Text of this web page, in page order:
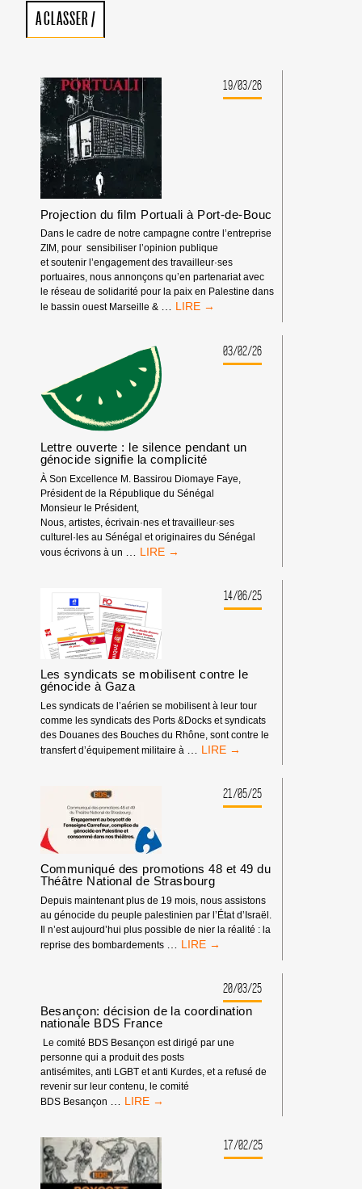
A CLASSER/
19/03/26
Projection du film Portuali à Port-de-Bouc
Dans le cadre de notre campagne contre l’entreprise
ZIM, pour sensibiliser l’opinion publique
et soutenir l’engagement des travailleur·ses
portuaires, nous annonçons qu’en partenariat avec
le réseau de solidarité pour la paix en Palestine dans
le bassin ouest Marseille & … PROJECTION
PORTUALI03/02/26
Lettre ouverte : le silence pendant un
génocide signifie la complicité
À Son Excellence M. Bassirou Diomaye Faye,
Président de la République du Sénégal
Monsieur le Président,
Nous, artistes, écrivain·nes et travailleur·ses
culturel·les au Sénégal et originaires du Sénégal
vous écrivons à un
LETTRE
SILENCE
PENDANT
UN
GÉNOCIDE
SIGNIFIE
LA
14/06/25
Les syndicats se mobilisent contre le
génocide à Gaza
Les syndicats de l’aérien se mobilisent à leur tour
comme les syndicats des Ports &Docks et syndicats
des Douanes des Bouches du Rhône, sont contre le
transfert d’équipement militaire à
LES
MOBILISENT
CONTRE
GAZA
21/05/25
Communiqué des promotions 48 et 49 du
Théâtre National de Strasbourg
Depuis maintenant plus de 19 mois, nous assistons
au génocide du peuple palestinien par l’État d’Israël.
Il n’est aujourd’hui plus possible de nier la réalité : la
reprise des bombardements
COMMUNIQUÉ
49
THÉÂTRE
NATIONAL
DE
STRASBOURG
20/03/25
Besançon: décision de la coordination
nationale BDS France
Le comité BDS Besançon est dirigé par une
personne qui a produit des posts
antisémites, anti LGBT et anti Kurdes, et a refusé de
revenir sur leur contenu, le comité
BDS Besançon
BESANÇON:
LA
COORDINATION
NATIONALE
17/02/25